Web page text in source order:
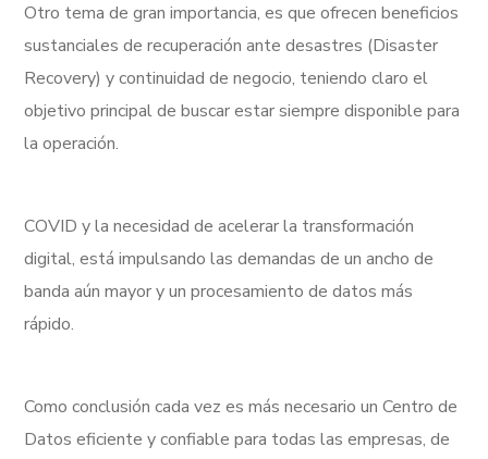
Otro tema de gran importancia, es que ofrecen beneficios
sustanciales de recuperación ante desastres (Disaster
Recovery) y continuidad de negocio, teniendo claro el
objetivo principal de buscar estar siempre disponible para
la operación.
COVID y la necesidad de acelerar la transformación
digital, está impulsando las demandas de un ancho de
banda aún mayor y un procesamiento de datos más
rápido.
Como conclusión cada vez es más necesario un Centro de
Datos eficiente y confiable para todas las empresas, de